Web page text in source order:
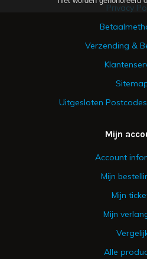
Privacy
Verzending &
Uitgesloten
Mijn
Account
Mijn
Mijn
Mijn
Alle